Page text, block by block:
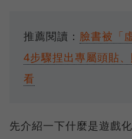
推薦閱讀： 臉書被「
4步驟捏出專屬頭貼
看
先介紹一下什麼是遊戲